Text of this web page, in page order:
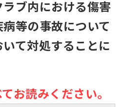
ンバーが本クラブの施
た盗難、怪我その他の
本クラブの責に帰すべ
、責任は負いませ
ても同様とします。
ブ内における傷害
等の事故について
て対処することに
お読みください。